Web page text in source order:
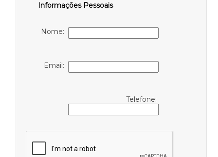
Informações Pessoais
Nome:
Email:
Telefone: